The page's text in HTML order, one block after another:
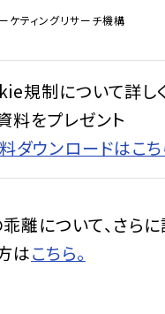
ケティングリサーチ機構
規制について詳し
料をプレゼント
ダウンロードはこち
離について、さらに
はこちら。